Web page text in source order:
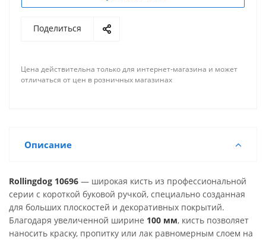
Поделиться
Цена действительна только для интернет-магазина и может
отличаться от цен в розничных магазинах
Описание
Rollingdog 10696 — широкая кисть из профессиональной
серии с короткой буковой ручкой, специально созданная
для больших плоскостей и декоративных покрытий.
Благодаря увеличенной ширине 100 мм, кисть позволяет
наносить краску, пропитку или лак равномерным слоем на